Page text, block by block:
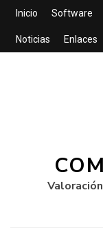
Inicio Software
Noticias Enlaces